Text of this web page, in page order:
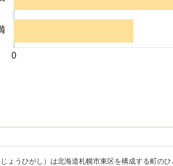
ょうひがし）は北海道札幌市東区を構成する町の